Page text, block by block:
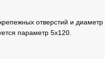
отверстий и
параметр 5x120.